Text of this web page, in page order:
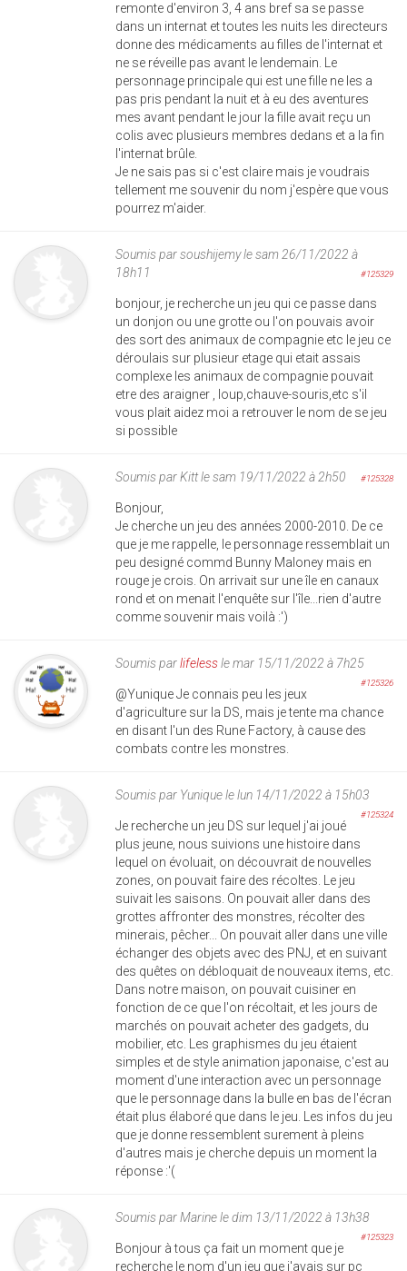
remonte d'environ 3, 4 ans bref sa se passe
dans un internat et toutes les nuits les directeurs
donne des médicaments au filles de l'internat et
ne se réveille pas avant le lendemain. Le
personnage principale qui est une fille ne les a
pas pris pendant la nuit et à eu des aventures
mes avant pendant le jour la fille avait reçu un
colis avec plusieurs membres dedans et a la fin
l'internat brûle.
Je ne sais pas si c'est claire mais je voudrais
tellement me souvenir du nom j'espère que vous
pourrez m'aider.
Soumis parsoushijemyle sam 26/11/2022 à
18h11
#125329
bonjour, je recherche un jeu qui ce passe dans
un donjon ou une grotte ou l'on pouvais avoir
des sort des animaux de compagnie etc le jeu ce
déroulais sur plusieur etage qui etait assais
complexe les animaux de compagnie pouvait
etre des araigner , loup,chauve-souris,etc s'il
vous plait aidez moi a retrouver le nom de se jeu
si possible
Soumis parKittle sam 19/11/2022 à 2h50 #125328
Bonjour,
Je cherche un jeu des années 2000-2010. De ce
que je me rappelle, le personnage ressemblait un
peu designé commd Bunny Maloney mais en
rouge je crois. On arrivait sur une île en canaux
rond et on menait l'enquête sur l'île...rien d'autre
comme souvenir mais voilà :')
Soumis parlifelessle mar 15/11/2022 à 7h25
#125326
@Yunique Je connais peu les jeux
d'agriculture sur la DS, mais je tente ma chance
en disant l'un des Rune Factory, à cause des
combats contre les monstres.
Soumis par Yuniquele lun 14/11/2022 à 15h03
#125324
Je recherche un jeu DS sur lequel j'ai joué
plus jeune, nous suivions une histoire dans
lequel on évoluait, on découvrait de nouvelles
zones, on pouvait faire des récoltes. Le jeu
suivait les saisons. On pouvait aller dans des
grottes affronter des monstres, récolter des
minerais, pêcher... On pouvait aller dans une ville
échanger des objets avec des PNJ, et en suivant
des quêtes on débloquait de nouveaux items, etc.
Dans notre maison, on pouvait cuisiner en
fonction de ce que l'on récoltait, et les jours de
marchés on pouvait acheter des gadgets, du
mobilier, etc. Les graphismes du jeu étaient
simples et de style animation japonaise, c'est au
moment d'une interaction avec un personnage
que le personnage dans la bulle en bas de l'écran
était plus élaboré que dans le jeu. Les infos du jeu
que je donne ressemblent surement à pleins
d'autres mais je cherche depuis un moment la
réponse :'(
Soumis parMarinele dim 13/11/2022 à 13h38
#125323
Bonjour à tous ça fait un moment que je
recherche le nom d'un jeu que j'avais sur pc